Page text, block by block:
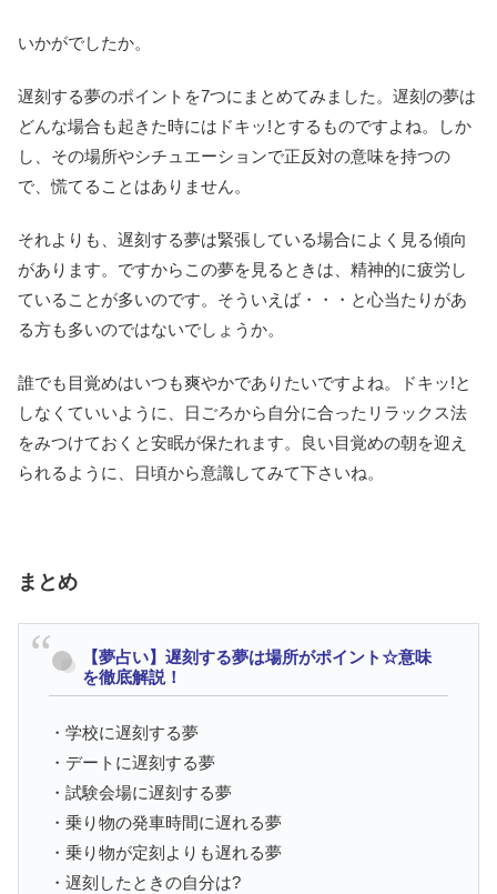
いかがでしたか。
遅刻する夢のポイントを7つにまとめてみました。遅刻の夢は
どんな場合も起きた時にはドキッ!とするものですよね。しか
し、その場所やシチュエーションで正反対の意味を持つの
で、慌てることはありません。
それよりも、遅刻する夢は緊張している場合によく見る傾向
があります。ですからこの夢を見るときは、精神的に疲労し
ていることが多いのです。そういえば・・・と心当たりがあ
る方も多いのではないでしょうか。
誰でも目覚めはいつも爽やかでありたいですよね。ドキッ!と
しなくていいように、日ごろから自分に合ったリラックス法
をみつけておくと安眠が保たれます。良い目覚めの朝を迎え
られるように、日頃から意識してみて下さいね。
まとめ
【夢占い】遅刻する夢は場所がポイント☆意味
を徹底解説！
・学校に遅刻する夢
・デートに遅刻する夢
・試験会場に遅刻する夢
・乗り物の発車時間に遅れる夢
・乗り物が定刻よりも遅れる夢
・遅刻したときの自分は?